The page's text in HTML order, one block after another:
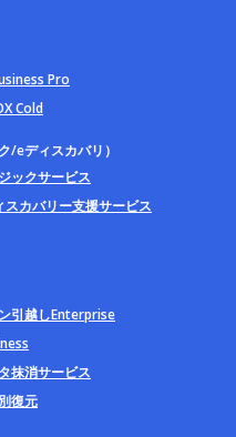
Pro
Cold
/eディスカバリ）
ックサービス
スカバリー支援サービス
引越しEnterprise
抹消サービス
復元